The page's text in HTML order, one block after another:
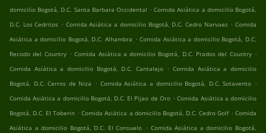
domicilio Bogotá, D.C. Santa Barbara Occidental . Comida Asiática a domicilio Bogotá,
D.C. Los Cedritos . Comida Asiática a domicilio Bogotá, D.C. Cedro Narvaez . Comida
Asiática a domicilio Bogotá, D.C. Alhambra . Comida Asiática a domicilio Bogotá, D.C.
Recodo del Country . Comida Asiática a domicilio Bogotá, D.C. Prados del Country .
Comida Asiática a domicilio Bogotá, D.C. Cantalejo . Comida Asiática a domicilio
Bogotá, D.C. Cerros de Niza . Comida Asiática a domicilio Bogotá, D.C. Sotavento .
Comida Asiática a domicilio Bogotá, D.C. El Pijao de Oro . Comida Asiática a domicilio
Bogotá, D.C. El Toberin . Comida Asiática a domicilio Bogotá, D.C. Cedro Golf . Comida
Asiática a domicilio Bogotá, D.C. El Consuelo . Comida Asiática a domicilio Bogotá,